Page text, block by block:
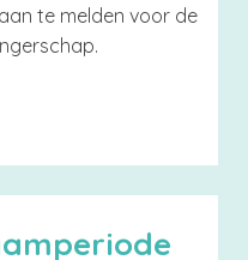
te melden voor de